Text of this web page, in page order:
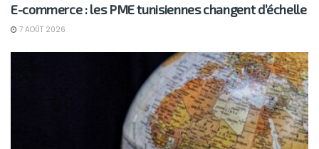
E-commerce : les PME tunisiennes changent d’échelle
7 AOÛT 2026